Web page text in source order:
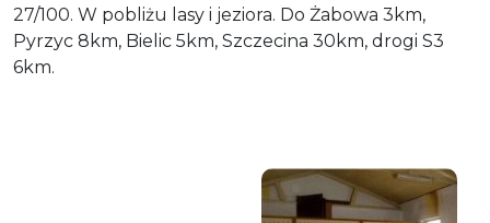
27/100. W pobliżu lasy i jeziora. Do Żabowa 3km,
Pyrzyc 8km, Bielic 5km, Szczecina 30km, drogi S3
6km.